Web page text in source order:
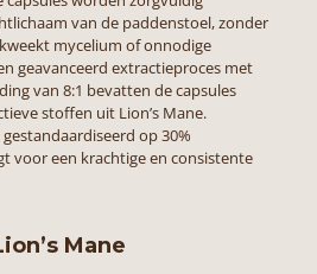
van de paddenstoel, zonder
mycelium of onnodige
geavanceerd extractieproces met
van 8:1 bevatten de capsules
stoffen uit Lion’s Mane.
op 30%
voor een krachtige en consistente
Mane